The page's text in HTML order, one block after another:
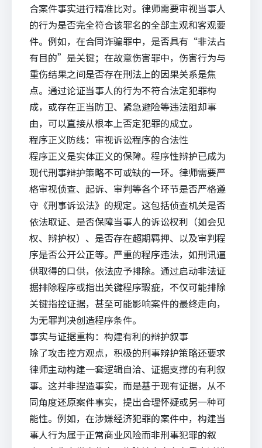
合案件事实进行精准比对。律师需要审视当事人
的行为是否完全符合该罪名的全部主观和客观要
件。例如，在合同诈骗罪中，是否具有“非法占
有目的”是关键；在故意伤害罪中，伤害行为与
重伤结果之间是否存在刑法上的因果关系是焦
点。通过论证当事人的行为不符合法定犯罪构
成，或存在正当防卫、紧急避险等违法阻却事
由，可以直接从根本上否定犯罪的成立。
程序正义防线：审视诉讼程序的合法性
程序正义是实体正义的保障。程序性辩护已成为
现代刑事辩护策略不可或缺的一环。律师需要严
格审视侦查、起诉、审判等各个环节是否严格遵
守《刑事诉讼法》的规定。这包括侦查机关是否
依法取证、是否保障当事人的诉讼权利（如会见
权、辩护权）、是否存在超期羁押、以及审判程
序是否公开公正等。严重的程序违法，如刑讯逼
供取得的口供，依法应予排除。通过启动非法证
据排除程序或指出关键程序瑕疵，不仅可能排除
关键指控证据，甚至可能影响案件的最终走向，
为无罪判决创造程序条件。
事实与证据重构：构建有利的辩护叙事
除了攻击控方观点，积极的刑事辩护策略还要求
律师主动构建一套逻辑自洽、证据支撑的有利叙
事。这并非捏造事实，而是基于现有证据，从不
同角度还原案件事实，提出合理怀疑或另一种可
能性。例如，在涉嫌经济犯罪的案件中，构建当
事人行为属于正常商业风险而非刑事犯罪的叙